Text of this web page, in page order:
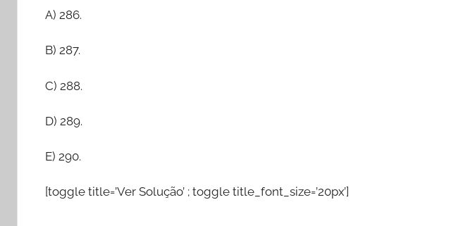
A) 286.
B) 287.
C) 288.
D) 289.
E) 290.
[toggle title=’Ver Solução’ ; toggle title_font_size=’20px’]